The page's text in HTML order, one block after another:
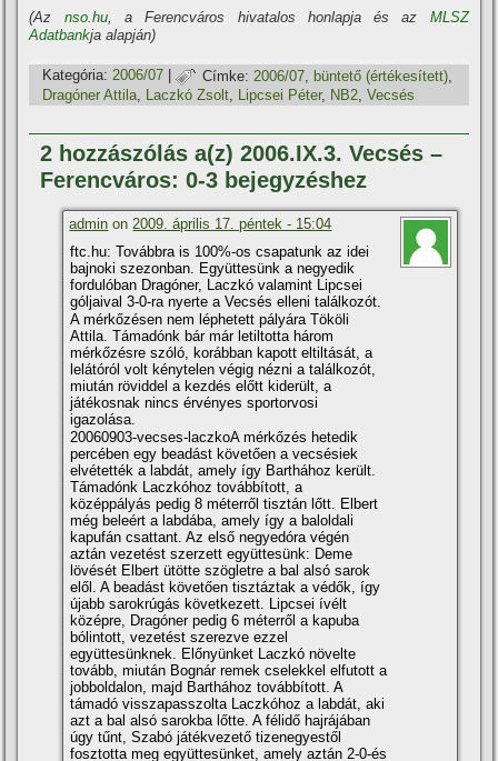
(Az nso.hu, a Ferencváros hivatalos honlapja és az MLSZ
Adatbankja alapján)
Kategória: 2006/07 | Címke: 2006/07 büntető (értékesí­tett)
Dragóner Attila, Laczkó Zsolt, Lipcsei Péter, NB2,Vecsés
2 hozzászólás a(z) 2006.IX.3. Vecsés –
Ferencváros: 0-3 bejegyzéshez
admin on2009. április 17. péntek - 15:04
ftc.hu: Továbbra is 100%-os csapatunk az idei
bajnoki szezonban. Együttesünk a negyedik
fordulóban Dragóner, Laczkó valamint Lipcsei
góljaival 3-0-ra nyerte a Vecsés elleni találkozót.
A mérkőzésen nem léphetett pályára Tököli
Attila. Támadónk bár már letiltotta három
mérkőzésre szóló, korábban kapott eltiltását, a
lelátóról volt kénytelen végig nézni a találkozót,
miután röviddel a kezdés előtt kiderült, a
játékosnak nincs érvényes sportorvosi
igazolása.
20060903-vecses-laczkoA mérkőzés hetedik
percében egy beadást követően a vecsésiek
elvétették a labdát, amely í­gy Barthához került.
Támadónk Laczkóhoz továbbí­tott, a
középpályás pedig 8 méterről tisztán lőtt. Elbert
még beleért a labdába, amely í­gy a baloldali
kapufán csattant. Az első negyedóra végén
aztán vezetést szerzett együttesünk: Deme
lövését Elbert ütötte szögletre a bal alsó sarok
elől. A beadást követően tisztáztak a védők, í­gy
újabb sarokrúgás következett. Lipcsei í­vélt
középre, Dragóner pedig 6 méterről a kapuba
bólintott, vezetést szerezve ezzel
együttesünknek. Előnyünket Laczkó növelte
tovább, miután Bognár remek cselekkel elfutott a
jobboldalon, majd Barthához továbbí­tott. A
támadó visszapasszolta Laczkóhoz a labdát, aki
azt a bal alsó sarokba lőtte. A félidő hajrájában
úgy tűnt, Szabó játékvezető tizenegyestől
fosztotta meg együttesünket, amely aztán 2-0-és